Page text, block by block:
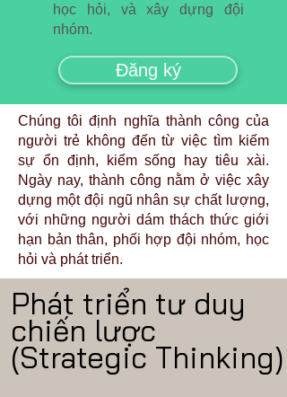
học hỏi, và xây dựng đội
nhóm.
Đăng ký
Chúng tôi định nghĩa thành công của
người trẻ không đến từ việc tìm kiếm
sự ổn định, kiếm sống hay tiêu xài.
Ngày nay, thành công nằm ở việc xây
dựng một đội ngũ nhân sự chất lượng,
với những người dám thách thức giới
hạn bản thân, phối hợp đội nhóm, học
hỏi và phát triển.
Phát triển tư duy
chiến lược
(Strategic Thinking)